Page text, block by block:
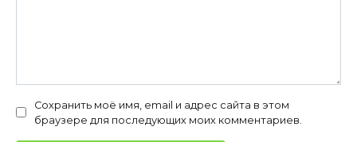
Сохранить моё имя, email и адрес сайта в этом
браузере для последующих моих комментариев.